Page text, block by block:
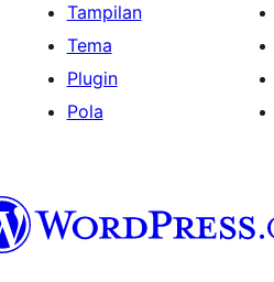
Tampilan
Tema
Plugin
Pola